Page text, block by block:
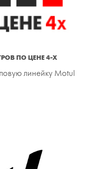
ПО ЦЕНЕ 4-Х
линейку Motul